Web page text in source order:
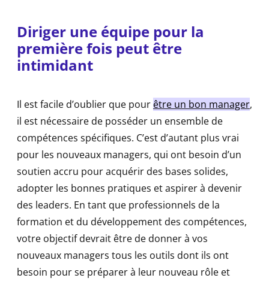
Diriger une équipe pour la
première fois peut être
intimidant
Il est facile d’oublier que pour être un bon manager,
il est nécessaire de posséder un ensemble de
compétences spécifiques. C’est d’autant plus vrai
pour les nouveaux managers, qui ont besoin d’un
soutien accru pour acquérir des bases solides,
adopter les bonnes pratiques et aspirer à devenir
des leaders. En tant que professionnels de la
formation et du développement des compétences,
votre objectif devrait être de donner à vos
nouveaux managers tous les outils dont ils ont
besoin pour se préparer à leur nouveau rôle et